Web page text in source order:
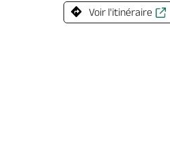
Voir l'itinéraire